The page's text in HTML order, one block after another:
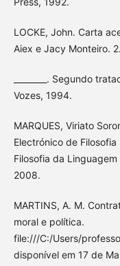
LOCKE, John. Carta
Aiex e Jacy Monteiro.
________. Segundo
Vozes, 1994.
MARQUES, Viriato
Electrónico de
Filosofia da
2008.
MARTINS, A. M.
moral e política.
file:///C:/Users/
disponível em 17 de